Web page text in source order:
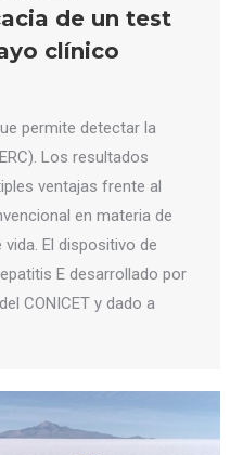
de un test
clínico
permite detectar la
Los resultados
ventajas frente al
en materia de
El dispositivo de
E desarrollado por
CONICET y dado a